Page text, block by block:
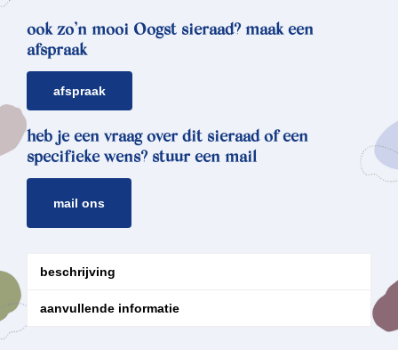
ook zo’n mooi Oogst sieraad? maak een
afspraak
afspraak
heb je een vraag over dit sieraad of een
specifieke wens? stuur een mail
mail ons
beschrijving
aanvullende informatie